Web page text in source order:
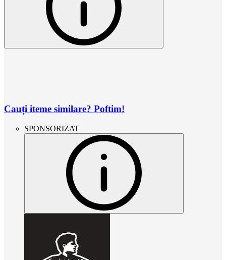
Cauți iteme similare? Poftim!
SPONSORIZAT